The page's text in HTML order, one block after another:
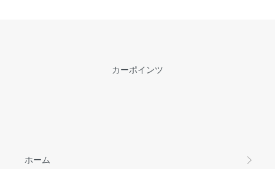
カーポインツ
ホーム